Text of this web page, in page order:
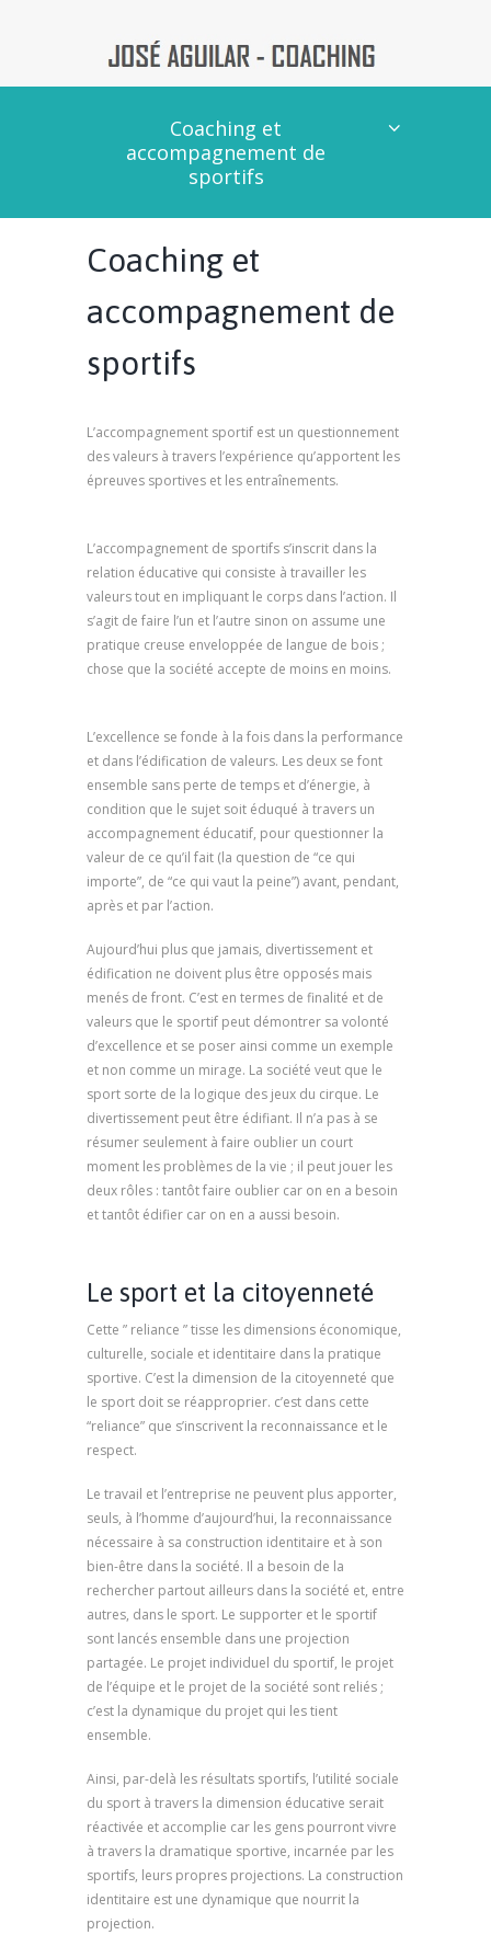
Coaching et
accompagnement de
sportifs
Coaching et
accompagnement de
sportifs
L’accompagnement sportif est un questionnement
des valeurs à travers l’expérience qu’apportent les
épreuves sportives et les entraînements.
L’accompagnement de sportifs s’inscrit dans la
relation éducative qui consiste à travailler les
valeurs tout en impliquant le corps dans l’action. Il
s’agit de faire l’un et l’autre sinon on assume une
pratique creuse enveloppée de langue de bois ;
chose que la société accepte de moins en moins.
L’excellence se fonde à la fois dans la performance
et dans l’édification de valeurs. Les deux se font
ensemble sans perte de temps et d’énergie, à
condition que le sujet soit éduqué à travers un
accompagnement éducatif, pour questionner la
valeur de ce qu’il fait (la question de “ce qui
importe”, de “ce qui vaut la peine”) avant, pendant,
après et par l’action.
Aujourd’hui plus que jamais, divertissement et
édification ne doivent plus être opposés mais
menés de front. C’est en termes de finalité et de
valeurs que le sportif peut démontrer sa volonté
d’excellence et se poser ainsi comme un exemple
et non comme un mirage. La société veut que le
sport sorte de la logique des jeux du cirque. Le
divertissement peut être édifiant. Il n’a pas à se
résumer seulement à faire oublier un court
moment les problèmes de la vie ; il peut jouer les
deux rôles : tantôt faire oublier car on en a besoin
et tantôt édifier car on en a aussi besoin.
Le sport et la citoyenneté
Cette ” reliance ” tisse les dimensions économique,
culturelle, sociale et identitaire dans la pratique
sportive. C’est la dimension de la citoyenneté que
le sport doit se réapproprier. c’est dans cette
“reliance” que s’inscrivent la reconnaissance et le
respect.
Le travail et l’entreprise ne peuvent plus apporter,
seuls, à l’homme d’aujourd’hui, la reconnaissance
nécessaire à sa construction identitaire et à son
bien-être dans la société. Il a besoin de la
rechercher partout ailleurs dans la société et, entre
autres, dans le sport. Le supporter et le sportif
sont lancés ensemble dans une projection
partagée. Le projet individuel du sportif, le projet
de l’équipe et le projet de la société sont reliés ;
c’est la dynamique du projet qui les tient
ensemble.
Ainsi, par-delà les résultats sportifs, l’utilité sociale
du sport à travers la dimension éducative serait
réactivée et accomplie car les gens pourront vivre
à travers la dramatique sportive, incarnée par les
sportifs, leurs propres projections. La construction
identitaire est une dynamique que nourrit la
projection.